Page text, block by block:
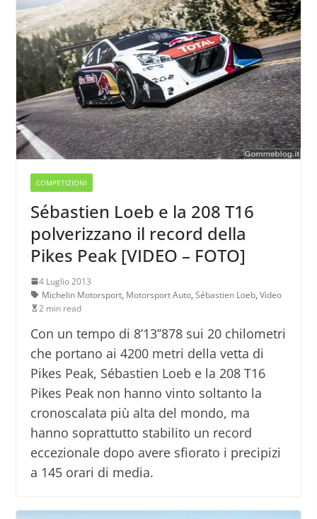
COMPETIZIONI
Sébastien Loeb e la 208 T16
polverizzano il record della
Pikes Peak [VIDEO – FOTO]
4 Luglio 2013
Michelin Motorsport, Motorsport Auto, Sébastien Loeb, Video
2 min read
Con un tempo di 8’13’’878 sui 20 chilometri
che portano ai 4200 metri della vetta di
Pikes Peak, Sébastien Loeb e la 208 T16
Pikes Peak non hanno vinto soltanto la
cronoscalata più alta del mondo, ma
hanno soprattutto stabilito un record
eccezionale dopo avere sfiorato i precipizi
a 145 orari di media.